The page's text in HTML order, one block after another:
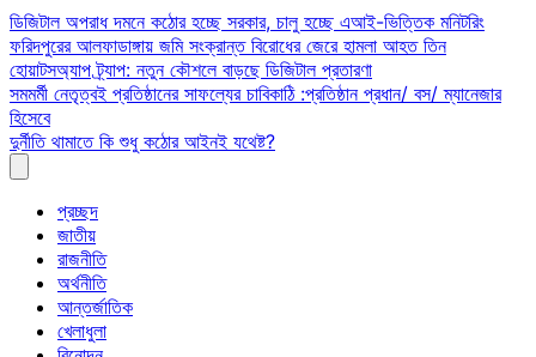
Skip
to
content
ডিজিটাল অপরাধ দমনে কঠোর হচ্ছে সরকার, চালু হচ্ছে এআই-ভিত্তিক মনিটরিং
ফরিদপুরের আলফাডাঙ্গায় জমি সংক্রান্ত বিরোধের জেরে হামলা আহত তিন
হোয়াটসঅ্যাপ ট্র্যাপ: নতুন কৌশলে বাড়ছে ডিজিটাল প্রতারণা
সমমর্মী নেতৃত্বই প্রতিষ্ঠানের সাফল্যের চাবিকাঠি :প্রতিষ্ঠান প্রধান/ বস/ ম্যানেজার
হিসেবে
দুর্নীতি থামাতে কি শুধু কঠোর আইনই যথেষ্ট?
প্রচ্ছদ
জাতীয়
রাজনীতি
অর্থনীতি
আন্তর্জাতিক
খেলাধুলা